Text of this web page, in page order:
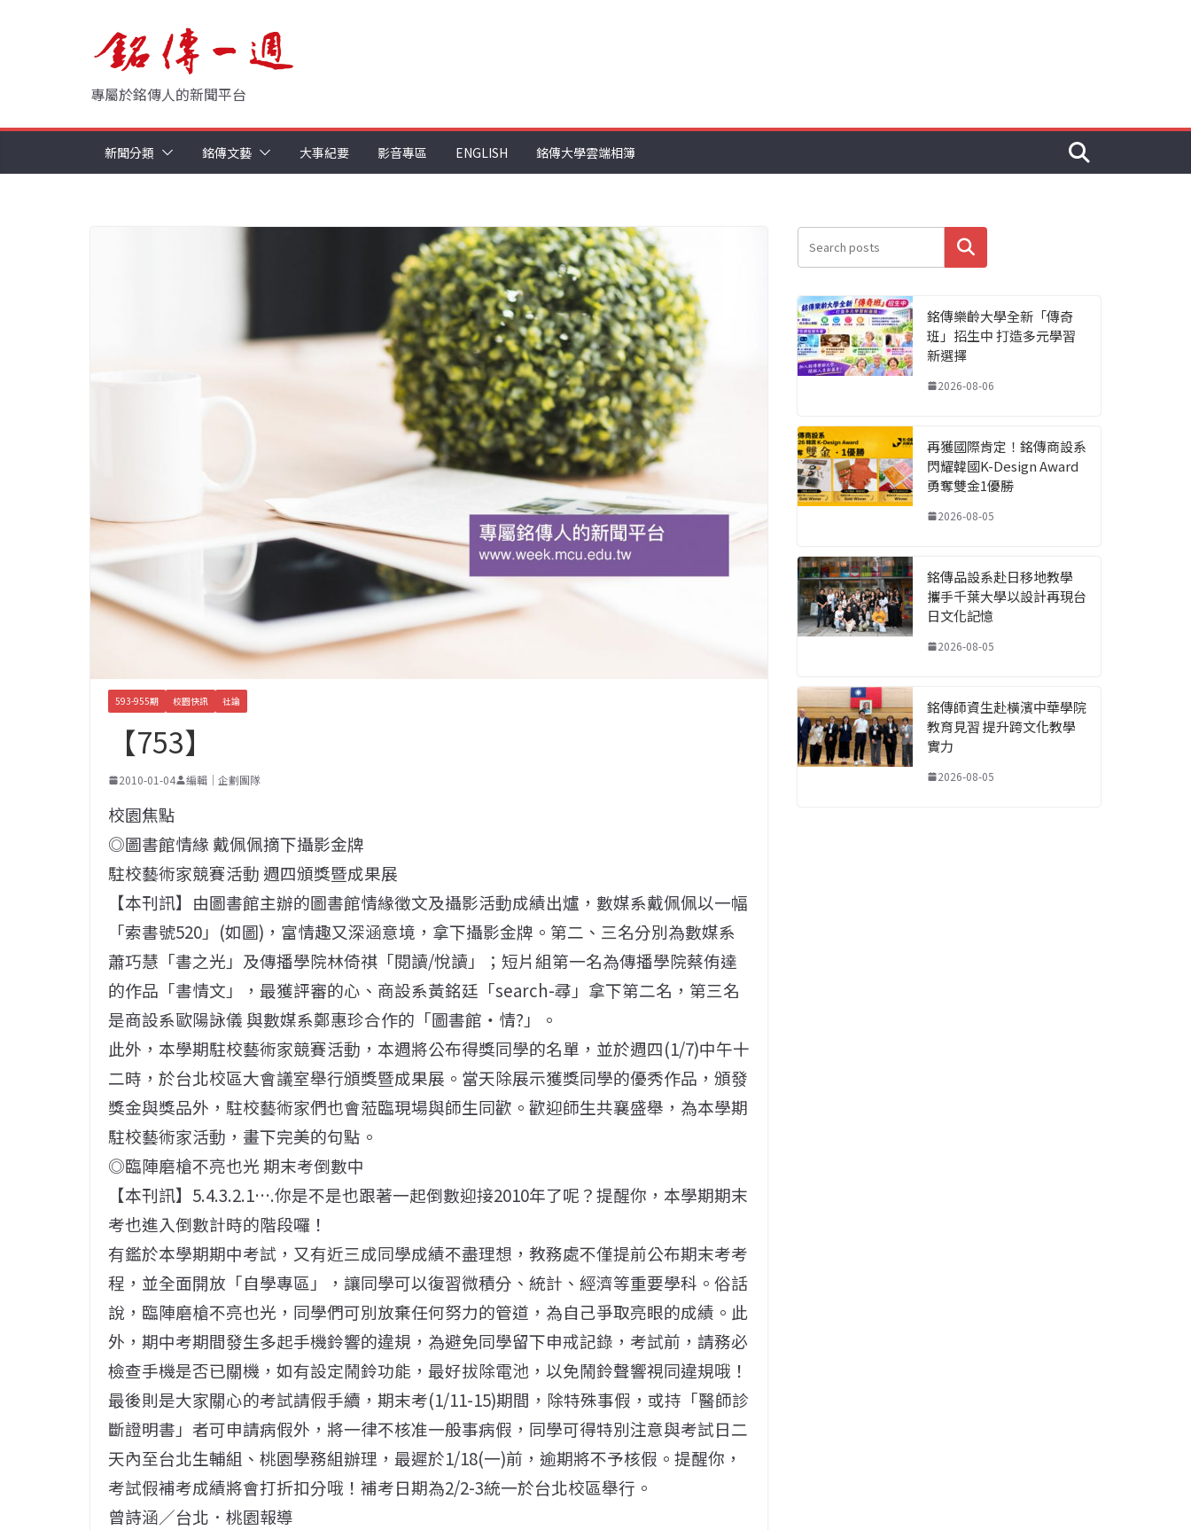
專屬於銘傳人的新聞平台
新聞分類 銘傳文藝 大事紀要 影音專區 ENGLISH 銘傳大學雲端相簿
593-955期 校園快訊 社論
【753】
2010-01-04 編輯｜企劃團隊
校園焦點
◎圖書館情緣 戴佩佩摘下攝影金牌
駐校藝術家競賽活動 週四頒獎暨成果展
【本刊訊】由圖書館主辦的圖書館情緣徵文及攝影活動成績出爐，數媒系戴佩佩以一幅
「索書號520」(如圖)，富情趣又深涵意境，拿下攝影金牌。第二、三名分別為數媒系
蕭巧慧「書之光」及傳播學院林倚祺「閱讀/悅讀」；短片組第一名為傳播學院蔡侑達
的作品「書情文」，最獲評審的心、商設系黃銘廷「search-尋」拿下第二名，第三名
是商設系歐陽詠儀 與數媒系鄭惠珍合作的「圖書館‧情?」。
此外，本學期駐校藝術家競賽活動，本週將公布得獎同學的名單，並於週四(1/7)中午十
二時，於台北校區大會議室舉行頒獎暨成果展。當天除展示獲獎同學的優秀作品，頒發
獎金與獎品外，駐校藝術家們也會蒞臨現場與師生同歡。歡迎師生共襄盛舉，為本學期
駐校藝術家活動，畫下完美的句點。
◎臨陣磨槍不亮也光 期末考倒數中
【本刊訊】5.4.3.2.1….你是不是也跟著一起倒數迎接2010年了呢？提醒你，本學期期末
考也進入倒數計時的階段囉！
有鑑於本學期期中考試，又有近三成同學成績不盡理想，教務處不僅提前公布期末考考
程，並全面開放「自學專區」，讓同學可以復習微積分、統計、經濟等重要學科。俗話
說，臨陣磨槍不亮也光，同學們可別放棄任何努力的管道，為自己爭取亮眼的成績。此
外，期中考期間發生多起手機鈴響的違規，為避免同學留下申戒記錄，考試前，請務必
檢查手機是否已關機，如有設定鬧鈴功能，最好拔除電池，以免鬧鈴聲響視同違規哦！
最後則是大家關心的考試請假手續，期末考(1/11-15)期間，除特殊事假，或持「醫師診
斷證明書」者可申請病假外，將一律不核准一般事病假，同學可得特別注意與考試日二
天內至台北生輔組、桃園學務組辦理，最遲於1/18(一)前，逾期將不予核假。提醒你，
考試假補考成績將會打折扣分哦！補考日期為2/2-3統一於台北校區舉行。
曾詩涵／台北．桃園報導
搜尋
銘傳樂齡大學全新「傳奇
班」招生中 打造多元學習
新選擇
2026-08-06
再獲國際肯定！銘傳商設系
閃耀韓國K-Design Award
勇奪雙金1優勝
2026-08-05
銘傳品設系赴日移地教學
攜手千葉大學以設計再現台
日文化記憶
2026-08-05
銘傳師資生赴橫濱中華學院
教育見習 提升跨文化教學
實力
2026-08-05